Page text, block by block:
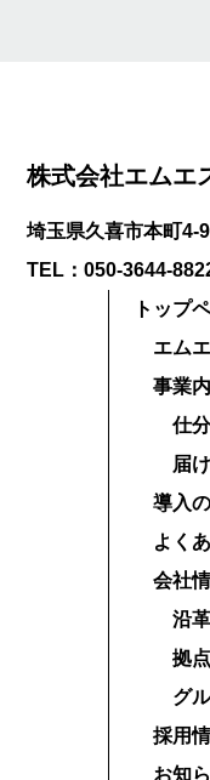
株式会社エムエ
埼玉県久喜市本町4-
TEL：050-3644-
トップ
エム
事業
仕
届
導入
よく
会社
沿革
拠
グ
採用
お知